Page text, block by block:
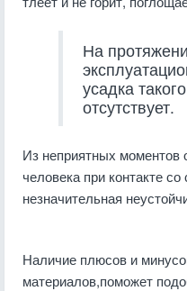
На
усадка
отсутствует.
Из неприятных моментов
человека при контакте
незначительная
Наличие плюсов и
материалов,поможет